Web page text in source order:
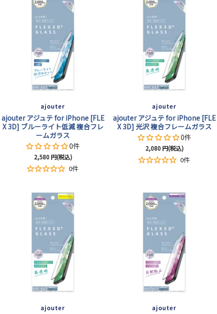
光
沢
沢
ajouter
ajouter アジュテ for iPhone [FLE
X 3D] ブルーライト低減 複合フレ
ームガラス
0件
セ
ー
格
2,580円(税込)
0件
ajouter
ajouter アジュテ for iPhone [FLE
X 3D] 光沢 複合フレームガラス
0件
セ
ー
2,080円(税込)
0件
ajouter ajouter